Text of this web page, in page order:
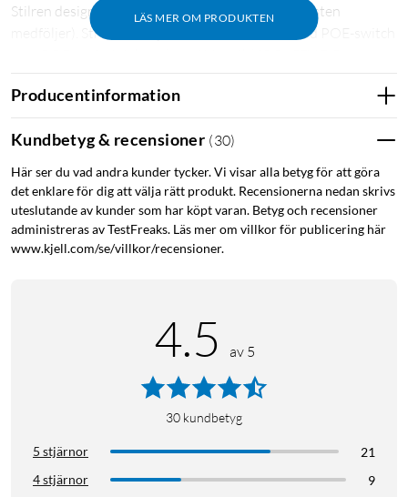
LÄS MER OM PRODUKTEN
Stilren design för montering i tak eller på vägg (fästen
medföljer). Strömförsörjs via nätverkskabeln med POE-switch
Förbrukning: 13W Max.), tänk på att injektorn måste stödja
2,5 Gigabit Ethernet för optimal funktionalitet. Konfigureras
via Unifis kostnadsfria kontroller-mjukvara (Windows eller
Mac OS) eller app (Android och iOS). Levereras utan POE-
ströminjektor. Mått: Ø171.5x33 mm.
Producentinformation
Kundbetyg & recensioner (30)
Här ser du vad andra kunder tycker. Vi visar alla betyg för att göra
det enklare för dig att välja rätt produkt. Recensionerna nedan skrivs
uteslutande av kunder som har köpt varan. Betyg och recensioner
administreras av TestFreaks. Läs mer om villkor för publicering här
www.kjell.com/se/villkor/recensioner.
4.5 av 5
30 kundbetyg
5 stjärnor
21
4 stjärnor
9